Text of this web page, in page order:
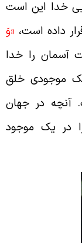
خدا این است
داده است،«وَ
را خدا
موجودی خلق
در جهان
یک موجود